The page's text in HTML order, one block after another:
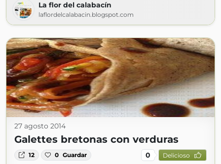
La flor del calabacín
laflordelcalabacin.blogspot.com
27 agosto 2014
Galettes bretonas con verduras
12 0 Guardar 0 Delicioso